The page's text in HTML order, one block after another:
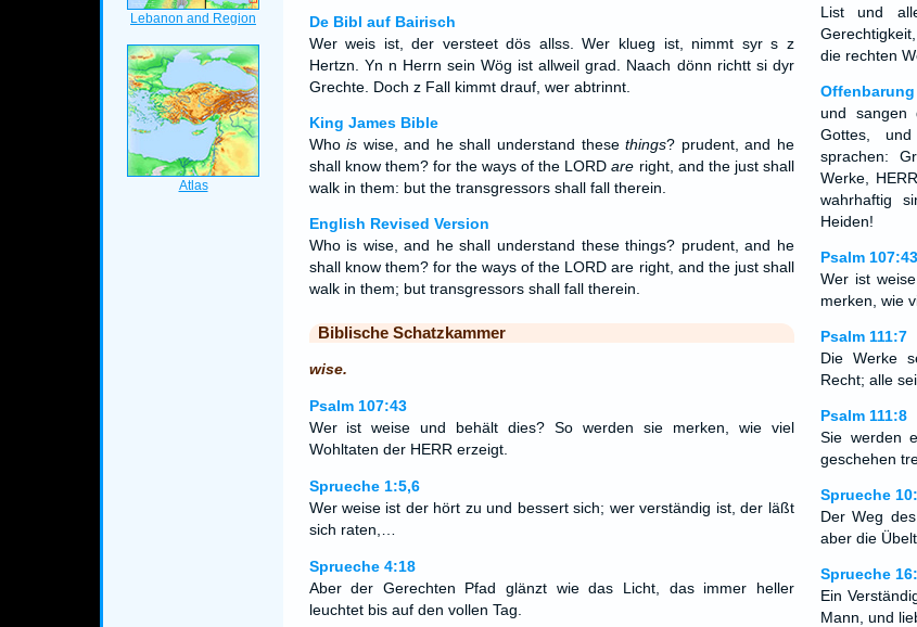
De Bibl auf Bairisch
Wer weis ist, der versteet dös allss. Wer klueg ist, nimmt syr s z
Hertzn. Yn n Herrn sein Wög ist allweil grad. Naach dönn richtt si dyr
Grechte. Doch z Fall kimmt drauf, wer abtrinnt.
King James Bible
Whois wise, and he shall understand thesethings? prudent, and he
shall know them? for the ways of the LORDare right, and the just shall
walk in them: but the transgressors shall fall therein.
English Revised Version
Who is wise, and he shall understand these things? prudent, and he
shall know them? for the ways of the LORD are right, and the just shall
walk in them; but transgressors shall fall therein.
Biblische Schatzkammer
wise.
Psalm 107:43
Wer ist weise und behält dies? So werden sie merken, wie viel
Wohltaten der HERR erzeigt.
Sprueche 1:5,6
Wer weise ist der hört zu und bessert sich; wer verständig ist, der läßt
sich raten,…
Sprueche 4:18
Aber der Gerechten Pfad glänzt wie das Licht, das immer heller
leuchtet bis auf den vollen Tag.
List und
die rechten
Offenbarung
und sangen
Gottes,
sprachen:
Werke,
wahrhaftig
Heiden!
Psalm 107:43
Wer ist
merken, wie
Psalm 111:7
Die Werke
Recht; alle
Psalm 111:8
Sie werden
geschehen
Sprueche
Der Weg
aber die
Sprueche
Ein
Mann, und